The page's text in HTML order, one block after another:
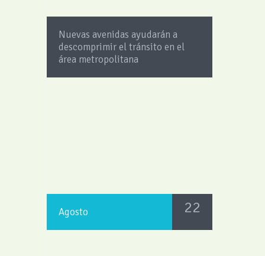
Nuevas avenidas ayudarán a
descomprimir el tránsito en el
área metropolitana
Agosto 22